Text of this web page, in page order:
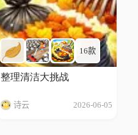
16款
整理清洁大挑战
诗云 2026-06-05